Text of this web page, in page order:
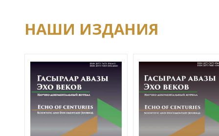
НАШИ ИЗДАНИЯ